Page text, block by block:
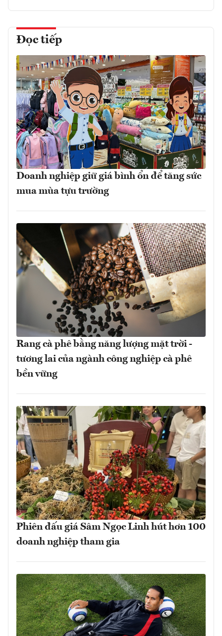
Đọc tiếp
Doanh nghiệp giữ giá bình ổn để tăng sức
mua mùa tựu trường
Rang cà phê bằng năng lượng mặt trời -
tương lai của ngành công nghiệp cà phê
bền vững
Phiên đấu giá Sâm Ngọc Linh hút hơn 100
doanh nghiệp tham gia